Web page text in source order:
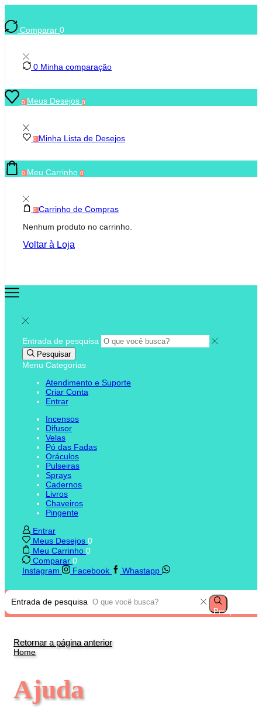
Comparar0
0 Minha comparação
0 Meus Desejos0
0 Minha Lista de Desejos
0 Meu Carrinho0
0 Carrinho de Compras
Nenhum produto no carrinho.
Voltar à Loja
Entrada de pesquisa
Pesquisar
Menu Categorias
Atendimento e Suporte
Criar Conta
Entrar
Incensos
Difusor
Velas
Pó das Fadas
Oráculos
Pulseiras
Sprays
Cadernos
Livros
Chaveiros
Pingente
Entrar
Meus Desejos 0
Meu Carrinho 0
Comparar 0
Instagram
Facebook Whastapp
Entrada de pesquisa
Pesquisar
Retornar a página anterior
Home
Ajuda